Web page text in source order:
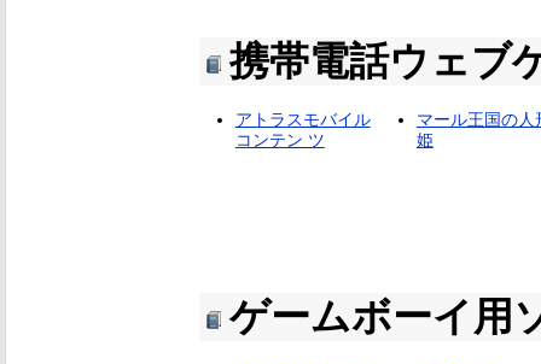
携帯電話ウェブ
アトラスモバイル
コンテン ツ
マール王国の人
姫
ゲームボーイ用